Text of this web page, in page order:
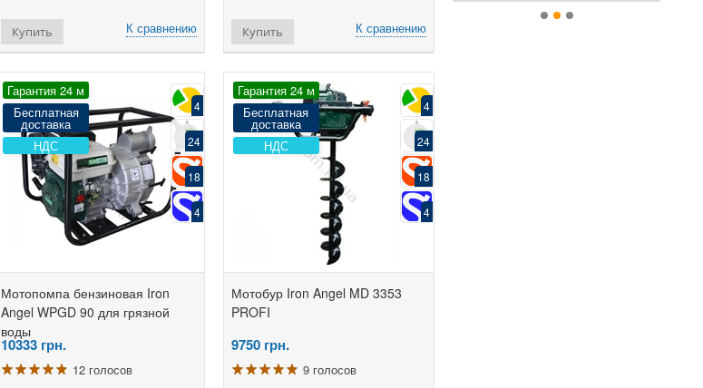
К сравнению
Купить К сравнению
Купить
Гарантия 24 м
Бесплатная
доставка
НДС
4
24
18
4
Мотопомпа бензиновая Iron
Angel WPGD 90 для грязной
воды
10333 грн.
12 голосов
Гарантия 24 м
Бесплатная
доставка
НДС
4
24
18
4
Мотобур Iron Angel MD 3353
PROFI
9750 грн.
9 голосов